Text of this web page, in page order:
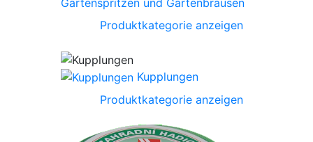
Gartenspritzen und Gartenbrausen
Produktkategorie anzeigen
Kupplungen
Produktkategorie anzeigen